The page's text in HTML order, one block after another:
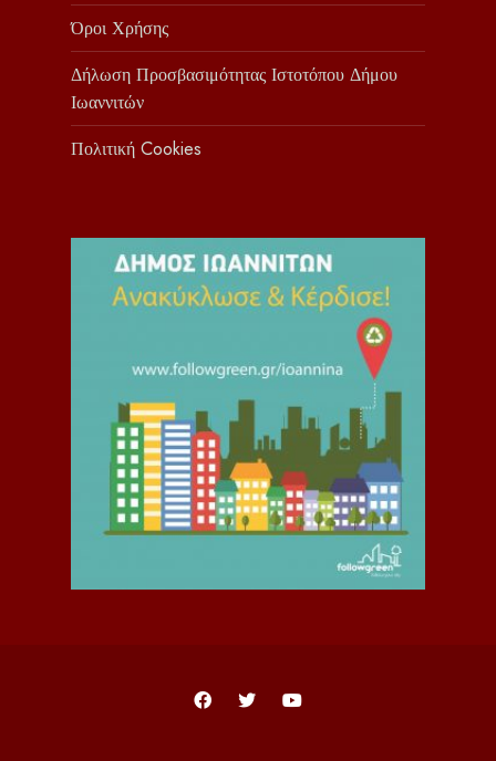
Όροι Χρήσης
Δήλωση Προσβασιμότητας Ιστοτόπου Δήμου
Ιωαννιτών
Πολιτική Cookies